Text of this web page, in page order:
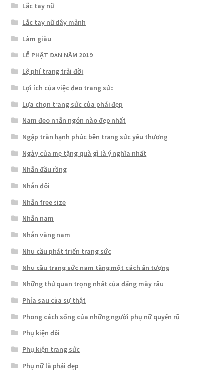
Lắc tay nữ
Lắc tay nữ dây mảnh
Làm giàu
LỄ PHẬT ĐẢN NĂM 2019
Lệ phí trang trải đời
Lợi ích của việc đeo trang sức
Lựa chọn trang sức của phái đẹp
Nam đeo nhẫn ngón nào đẹp nhất
Ngập tràn hạnh phúc bên trang sức yêu thương
Ngày của mẹ tặng quà gì là ý nghĩa nhất
Nhẫn đầu rồng
Nhẫn đôi
Nhẫn free size
Nhẫn nam
Nhẫn vàng nam
Nhu cầu phát triển trang sức
Nhu cầu trang sức nam tăng một cách ấn tượng
Những thứ quan trọng nhất của đấng mày râu
Phía sau của sự thật
Phong cách sống của những người phụ nữ quyến rũ
Phụ kiện đôi
Phụ kiện trang sức
Phụ nữ là phải đẹp